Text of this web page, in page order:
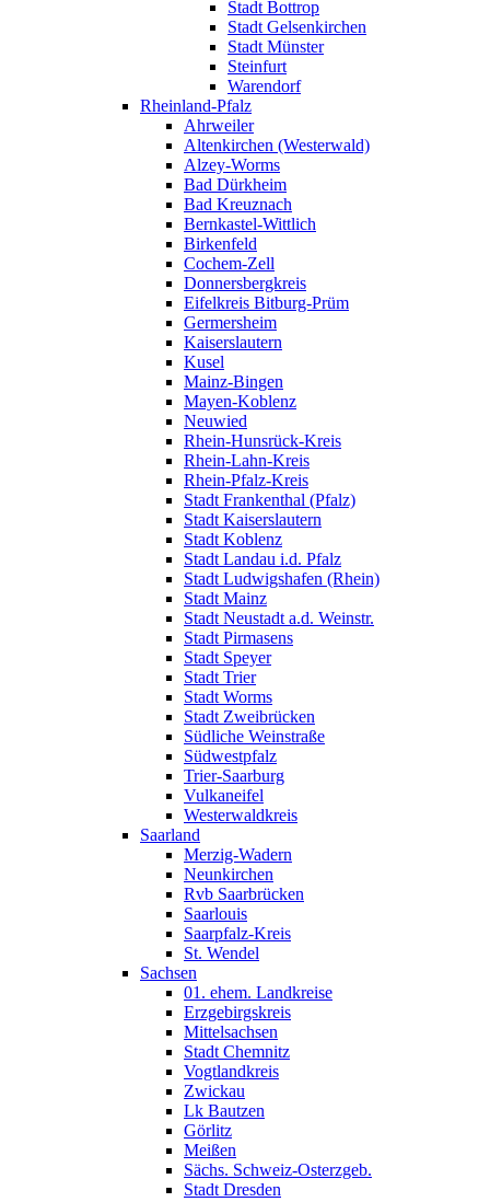
Stadt Bottrop
Stadt Gelsenkirchen
Stadt Münster
Steinfurt
Warendorf
Rheinland-Pfalz
Ahrweiler
Altenkirchen (Westerwald)
Alzey-Worms
Bad Dürkheim
Bad Kreuznach
Bernkastel-Wittlich
Birkenfeld
Cochem-Zell
Donnersbergkreis
Eifelkreis Bitburg-Prüm
Germersheim
Kaiserslautern
Kusel
Mainz-Bingen
Mayen-Koblenz
Neuwied
Rhein-Hunsrück-Kreis
Rhein-Lahn-Kreis
Rhein-Pfalz-Kreis
Stadt Frankenthal (Pfalz)
Stadt Kaiserslautern
Stadt Koblenz
Stadt Landau i.d. Pfalz
Stadt Ludwigshafen (Rhein)
Stadt Mainz
Stadt Neustadt a.d. Weinstr.
Stadt Pirmasens
Stadt Speyer
Stadt Trier
Stadt Worms
Stadt Zweibrücken
Südliche Weinstraße
Südwestpfalz
Trier-Saarburg
Vulkaneifel
Westerwaldkreis
Saarland
Merzig-Wadern
Neunkirchen
Rvb Saarbrücken
Saarlouis
Saarpfalz-Kreis
St. Wendel
Sachsen
01. ehem. Landkreise
Erzgebirgskreis
Mittelsachsen
Stadt Chemnitz
Vogtlandkreis
Zwickau
Lk Bautzen
Görlitz
Meißen
Sächs. Schweiz-Osterzgeb.
Stadt Dresden